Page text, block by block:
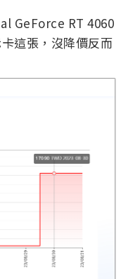
GeForce RT 4060
這張，沒降價反而